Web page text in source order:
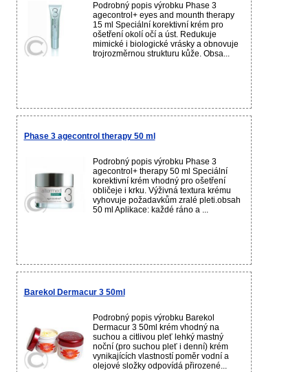
Podrobný popis výrobku Phase 3
agecontrol+ eyes and mounth therapy
15 ml Speciální korektivní krém pro
ošetření okolí očí a úst. Redukuje
mimické i biologické vrásky a obnovuje
trojrozměrnou strukturu kůže. Obsa...
Phase 3 agecontrol therapy 50 ml
Podrobný popis výrobku Phase 3
agecontrol+ therapy 50 ml Speciální
korektivní krém vhodný pro ošetření
obličeje i krku. Výživná textura krému
vyhovuje požadavkům zralé pleti.obsah
50 ml Aplikace: každé ráno a ...
Barekol Dermacur 3 50ml
Podrobný popis výrobku Barekol
Dermacur 3 50ml krém vhodný na
suchou a citlivou pleť lehký mastný
noční (pro suchou pleť i denní) krém
vynikajících vlastností poměr vodní a
olejové složky odpovídá přirozené...